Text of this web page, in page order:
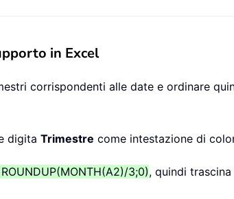
in Excel
corrispondenti alle date e ordinare
digita Trimestre come intestazione di
3;0), quindi